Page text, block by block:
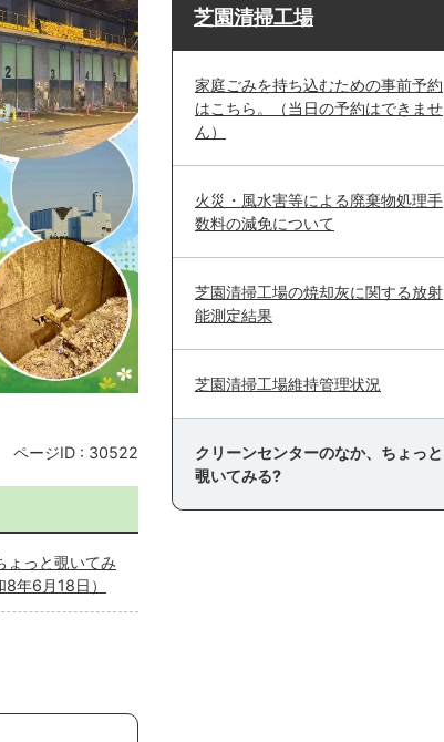
ページID : 30522
ょっと覗いてみ
年6月18日）
芝園清掃工場
家庭ごみを持ち込むための事前予約
はこちら。（当日の予約はできませ
ん）
火災・風水害等による廃棄物処理手
数料の減免について
芝園清掃工場の焼却灰に関する放射
能測定結果
芝園清掃工場維持管理状況
クリーンセンターのなか、ちょっと
覗いてみる?